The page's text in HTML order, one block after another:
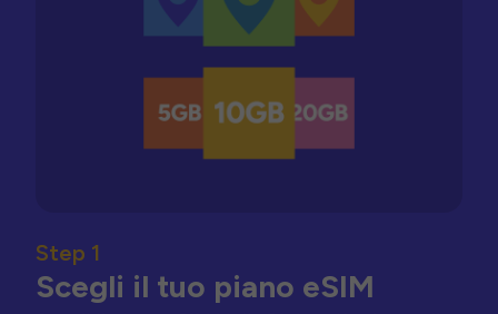
Step 1
Scegli il tuo piano eSIM